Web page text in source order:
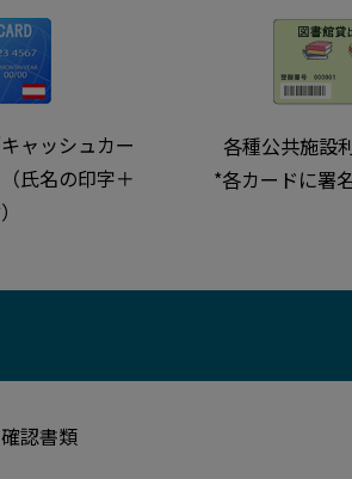
ャッシュカー
氏名の印字＋
各種公共施設
*各カードに署
認書類